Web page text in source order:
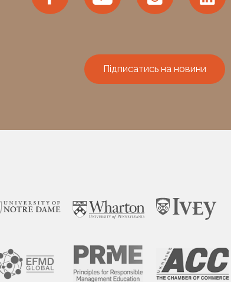
Підписатись на новини